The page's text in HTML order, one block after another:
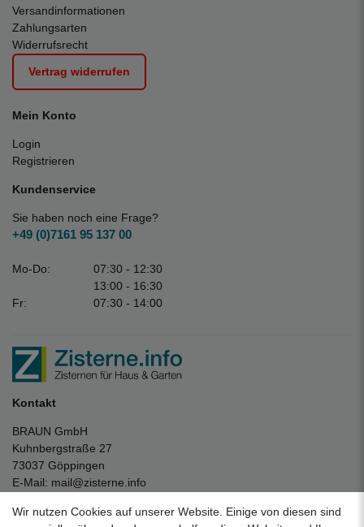
Versandinformationen
Zahlungsarten
Widerrufsrecht
Vertrag widerrufen
Mein Konto
Login
Registrieren
Kundenservice
Sie haben noch eine Frage?
+49 (0)7161 95 137 00
Mo-Do:
07:30 - 12:30
13:00 - 16:30
Fr:
07:30 - 14:00
Kontakt
BRAUN GmbH
Kuhnbergstraße 27
73037 Göppingen
E-Mail: mail@zisterne.info
Wir nutzen Cookies auf unserer Website. Einige von diesen sind